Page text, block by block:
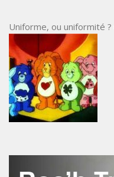
Uniforme, ou uniformité ?